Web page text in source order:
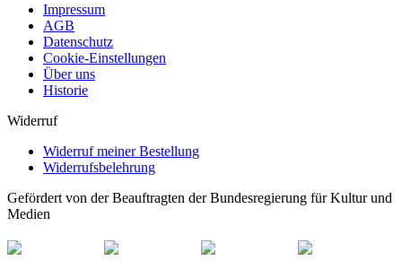
Impressum
AGB
Datenschutz
Cookie-Einstellungen
Über uns
Historie
Widerruf
Widerruf meiner Bestellung
Widerrufsbelehrung
Gefördert von der Beauftragten der Bundesregierung für Kultur und
Medien